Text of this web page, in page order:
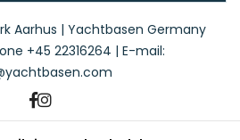
Aarhus | Yachtbasen Germany
+45 22316264 | E-mail: